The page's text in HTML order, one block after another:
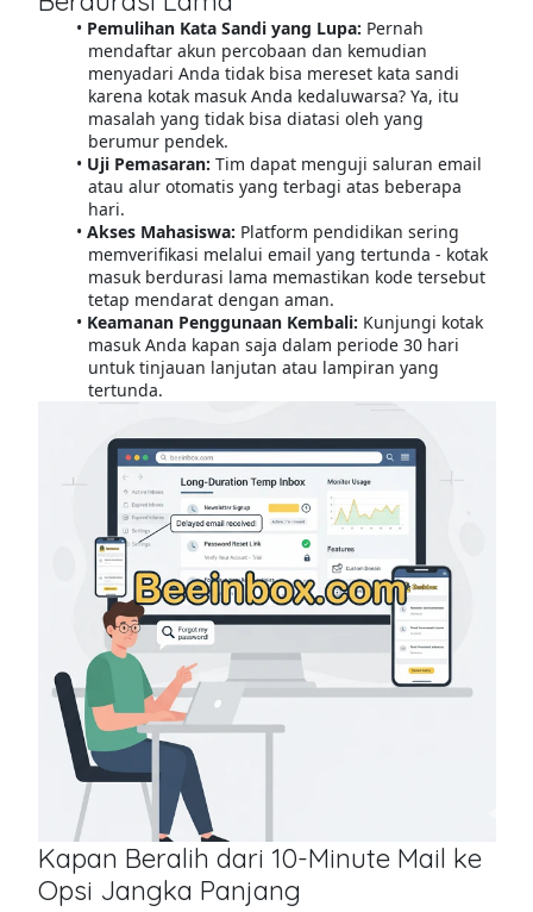
Pemulihan Kata Sandi yang Lupa: Pernah
mendaftar akun percobaan dan kemudian
menyadari Anda tidak bisa mereset kata sandi
karena kotak masuk Anda kedaluwarsa? Ya, itu
masalah yang tidak bisa diatasi oleh yang
berumur pendek.
Uji Pemasaran: Tim dapat menguji saluran email
atau alur otomatis yang terbagi atas beberapa
hari.
Akses Mahasiswa: Platform pendidikan sering
memverifikasi melalui email yang tertunda - kotak
masuk berdurasi lama memastikan kode tersebut
tetap mendarat dengan aman.
Keamanan Penggunaan Kembali: Kunjungi kotak
masuk Anda kapan saja dalam periode 30 hari
untuk tinjauan lanjutan atau lampiran yang
tertunda.
Kapan Beralih dari 10-Minute Mail ke
Opsi Jangka Panjang